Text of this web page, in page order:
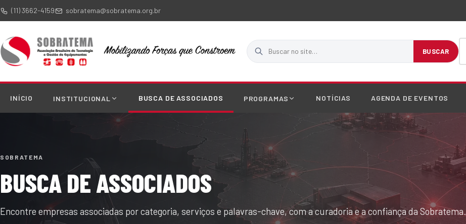
(11) 3662-4159 sobratema@sobratema.org.br
Buscar no site
BUSCAR
INÍCIO INSTITUCIONAL BUSCA DE ASSOCIADOS PROGRAMAS NOTÍCIAS AGENDA DE EVENTOS
SOBRATEMA
BUSCA DE ASSOCIADOS
Encontre empresas associadas por categoria, serviços e palavras-chave, com a curadoria e a confiança da Sobratema.